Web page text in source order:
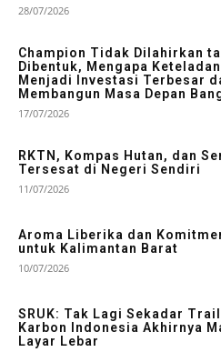
28/07/2026
Champion Tidak Dilahirkan
Dibentuk, Mengapa
Menjadi Investasi Terbesar
Membangun Masa Depan
17/07/2026
RKTN, Kompas Hutan, dan
Tersesat di Negeri Sendiri
11/07/2026
Aroma Liberika dan
untuk Kalimantan Barat
10/07/2026
SRUK: Tak Lagi Sekadar
Karbon Indonesia Akhirnya
Layar Lebar